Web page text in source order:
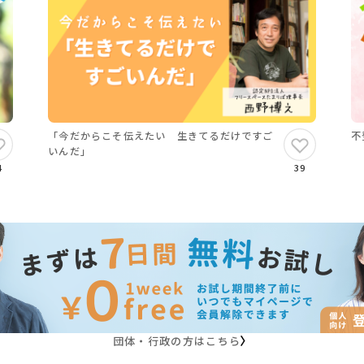
「今だからこそ伝えたい 生きてるだけですご
いんだ」
39
団体・行政の方はこちら